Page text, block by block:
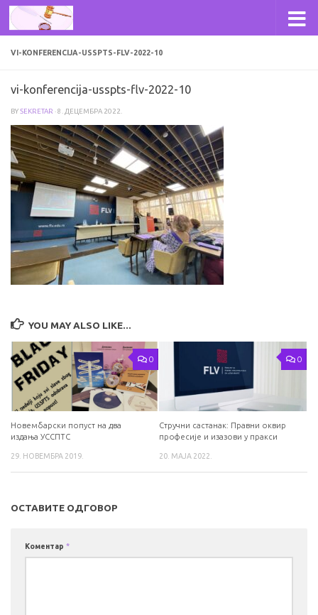
Skip to content
VI-KONFERENCIJA-USSPTS-FLV-2022-10
vi-konferencija-usspts-flv-2022-10
BYSEKRETAR ·8. ДЕЦЕМБРА 2022.
YOU MAY ALSO LIKE...
0
Новембарски попуст на два
издања УССПТС
29. НОВЕМБРА 2019.
0
Стручни састанак: Правни оквир
професије и изазови у пракси
20. МАЈА 2022.
ОСТАВИТЕ ОДГОВОР
Коментар *